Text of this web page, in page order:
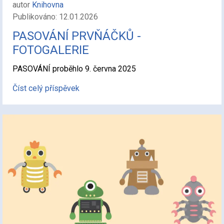
autor Knihovna
Publikováno: 12.01.2026
PASOVÁNÍ PRVŇÁČKŮ -
FOTOGALERIE
PASOVÁNÍ proběhlo 9. června 2025
Číst celý příspěvek